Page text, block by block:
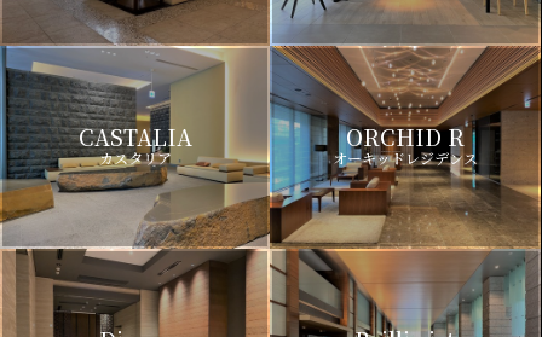
CASTALIA
カスタリア
ORCHID R
オーキッドレジデンス